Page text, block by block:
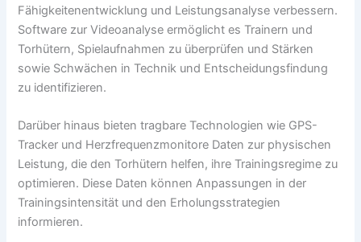
Fähigkeitenentwicklung und Leistungsanalyse verbessern.
Software zur Videoanalyse ermöglicht es Trainern und
Torhütern, Spielaufnahmen zu überprüfen und Stärken
sowie Schwächen in Technik und Entscheidungsfindung
zu identifizieren.
Darüber hinaus bieten tragbare Technologien wie GPS-
Tracker und Herzfrequenzmonitore Daten zur physischen
Leistung, die den Torhütern helfen, ihre Trainingsregime zu
optimieren. Diese Daten können Anpassungen in der
Trainingsintensität und den Erholungsstrategien
informieren.